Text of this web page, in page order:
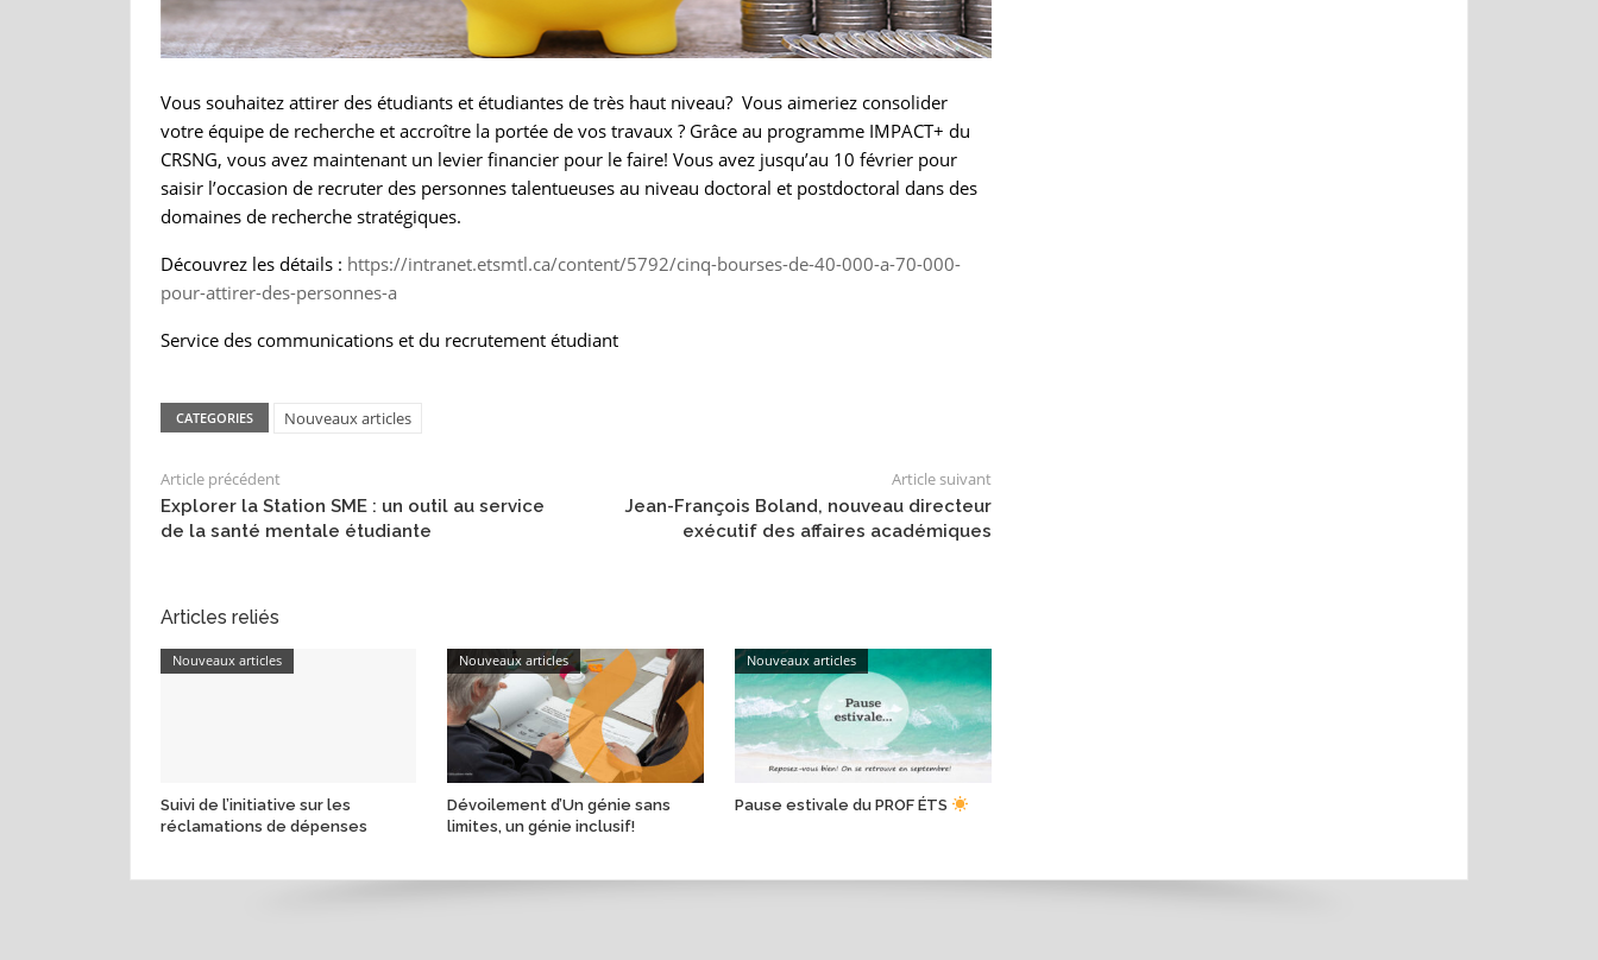
Vous souhaitez attirer des étudiants et étudiantes de très haut niveau? Vous aimeriez consolider
votre équipe de recherche et accroître la portée de vos travaux ? Grâce au programme IMPACT+ du
CRSNG, vous avez maintenant un levier financier pour le faire! Vous avez jusqu’au 10 février pour
saisir l’occasion de recruter des personnes talentueuses au niveau doctoral et postdoctoral dans des
domaines de recherche stratégiques.
Découvrez les détails : https://intranet.etsmtl.ca/content/5792/cinq-bourses-de-40-000-a-70-000-
pour-attirer-des-personnes-a
Service des communications et du recrutement étudiant
CATEGORIES Nouveaux articles
Article précédent
Explorer la Station SME : un outil au service
de la santé mentale étudiante
Article suivant
Jean-François Boland, nouveau directeur
exécutif des affaires académiques
Articles reliés
Nouveaux articles
Suivi de l’initiative sur les
réclamations de dépenses
Nouveaux articles
Dévoilement d’Un génie sans
limites, un génie inclusif!
Nouveaux articles
Pause estivale du PROF ÉTS